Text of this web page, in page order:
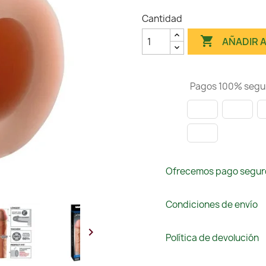

Cantidad
 AÑADIR
Pagos 100%
Ofrecemos pago
Condiciones de envío
Política de devolución